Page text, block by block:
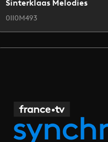
Sinterklaas Melodies
0II0M493